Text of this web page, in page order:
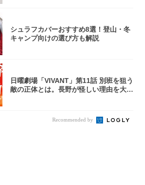
シュラフカバーおすすめ8選！登山・冬
キャンプ向けの選び方も解説
日曜劇場「VIVANT」第11話 別班を狙う
敵の正体とは。長野が怪しい理由を大
Recommended by